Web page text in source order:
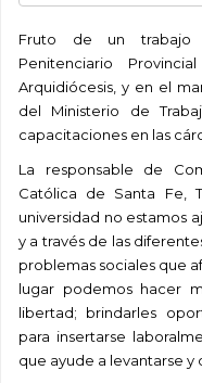
Fruto de un trabajo
Penitenciario
Arquidiócesis, y en el
del Ministerio de
capacitaciones en las
La responsable de
Católica de Santa Fe,
universidad no estamos
y a través de las
problemas sociales que
lugar podemos hacer
libertad; brindarles
para insertarse
que ayude a levantarse y